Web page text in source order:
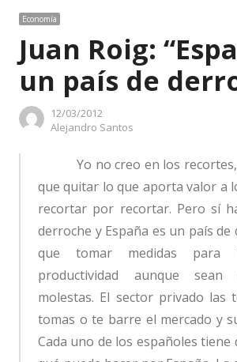
Economía
Juan Roig:
un país de
12/03/2012
Author
Alejandro Santos
Yo no creo en los
que quitar lo que aporta valor a
recortar por recortar. Pero sí
derroche y España es un país
que tomar medidas para
productividad aunque sean
molestas. El sector privado las
tomas o te barre el mercado y
Cada uno de los españoles